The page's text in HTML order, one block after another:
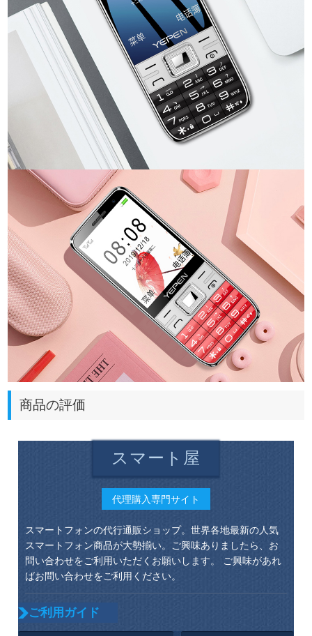
商品の評価
スマート屋
代理購入専門サイト
スマートフォンの代行通販ショップ。世界各地最新の人気
スマートフォン商品が大勢揃い。ご興味ありましたら、お
問い合わせをご利用いただくお願いします。 ご興味があれ
ばお問い合わせをご利用ください。
ご利用ガイド